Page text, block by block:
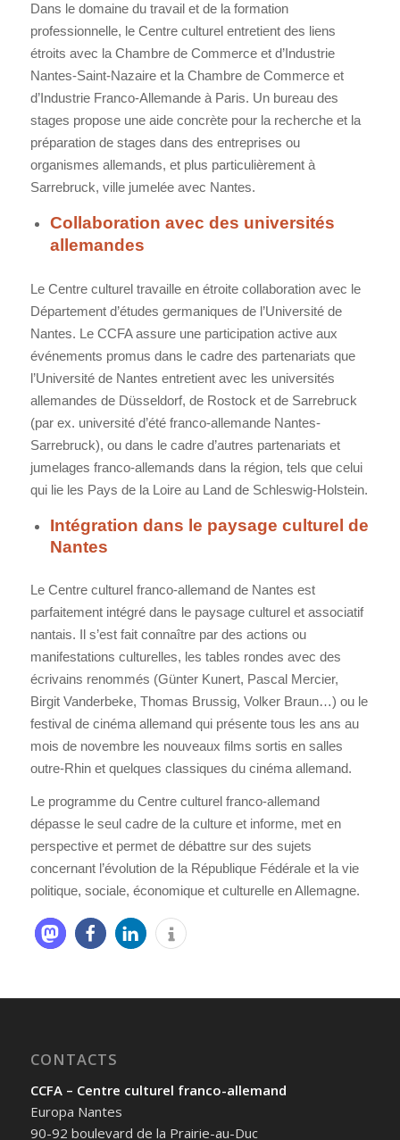
Dans le domaine du travail et de la formation
professionnelle, le Centre culturel entretient des liens
étroits avec la Chambre de Commerce et d’Industrie
Nantes-Saint-Nazaire et la Chambre de Commerce et
d’Industrie Franco-Allemande à Paris. Un bureau des
stages propose une aide concrète pour la recherche et la
préparation de stages dans des entreprises ou
organismes allemands, et plus particulièrement à
Sarrebruck, ville jumelée avec Nantes.
Collaboration avec des universités
allemandes
Le Centre culturel travaille en étroite collaboration avec le
Département d’études germaniques de l’Université de
Nantes. Le CCFA assure une participation active aux
événements promus dans le cadre des partenariats que
l’Université de Nantes entretient avec les universités
allemandes de Düsseldorf, de Rostock et de Sarrebruck
(par ex. université d’été franco-allemande Nantes-
Sarrebruck), ou dans le cadre d’autres partenariats et
jumelages franco-allemands dans la région, tels que celui
qui lie les Pays de la Loire au Land de Schleswig-Holstein.
Intégration dans le paysage culturel de
Nantes
Le Centre culturel franco-allemand de Nantes est
parfaitement intégré dans le paysage culturel et associatif
nantais. Il s’est fait connaître par des actions ou
manifestations culturelles, les tables rondes avec des
écrivains renommés (Günter Kunert, Pascal Mercier,
Birgit Vanderbeke, Thomas Brussig, Volker Braun…) ou le
festival de cinéma allemand qui présente tous les ans au
mois de novembre les nouveaux films sortis en salles
outre-Rhin et quelques classiques du cinéma allemand.
Le programme du Centre culturel franco-allemand
dépasse le seul cadre de la culture et informe, met en
perspective et permet de débattre sur des sujets
concernant l’évolution de la République Fédérale et la vie
politique, sociale, économique et culturelle en Allemagne.
CONTACTS
CCFA – Centre culturel franco-allemand
Europa Nantes
90-92 boulevard de la Prairie-au-Duc